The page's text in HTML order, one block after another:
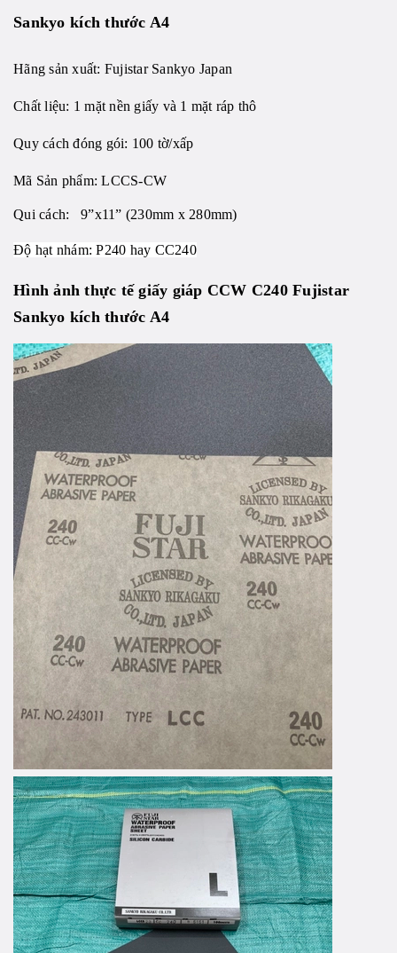
Sankyo kích thước A4
Hãng sản xuất: Fujistar Sankyo Japan
Chất liệu: 1 mặt nền giấy và 1 mặt ráp thô
Quy cách đóng gói: 100 tờ/xấp
Mã Sản phẩm:LCCS-CW
Qui cách: 9”x11” (230mm x 280mm)
Độ hạt nhám: P240 hay CC240
Hình ảnh thực tế giấy giáp CCW C240Fujistar
Sankyo kích thước A4